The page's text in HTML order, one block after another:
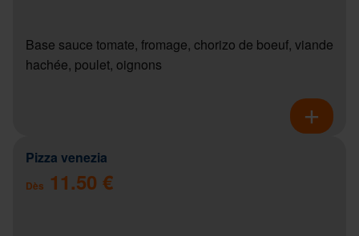
Base sauce tomate, fromage, chorizo de boeuf, viande
hachée, poulet, oignons
Pizza venezia
Dès 11.50 €